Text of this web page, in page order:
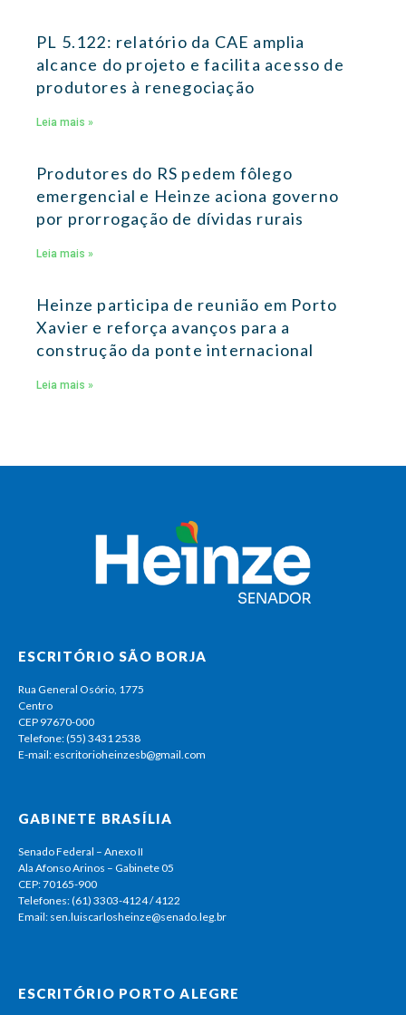
PL 5.122: relatório da CAE amplia
alcance do projeto e facilita acesso de
produtores à renegociação
Leia mais »
Produtores do RS pedem fôlego
emergencial e Heinze aciona governo
por prorrogação de dívidas rurais
Leia mais »
Heinze participa de reunião em Porto
Xavier e reforça avanços para a
construção da ponte internacional
Leia mais »
ESCRITÓRIO SÃO BORJA
Rua General Osório, 1775
Centro
CEP 97670-000
Telefone: (55) 3431 2538
E-mail: escritorioheinzesb@gmail.com
GABINETE BRASÍLIA
Senado Federal – Anexo II
Ala Afonso Arinos – Gabinete 05
CEP: 70165-900
Telefones: (61) 3303-4124 / 4122
Email: sen.luiscarlosheinze@senado.leg.br
ESCRITÓRIO PORTO ALEGRE